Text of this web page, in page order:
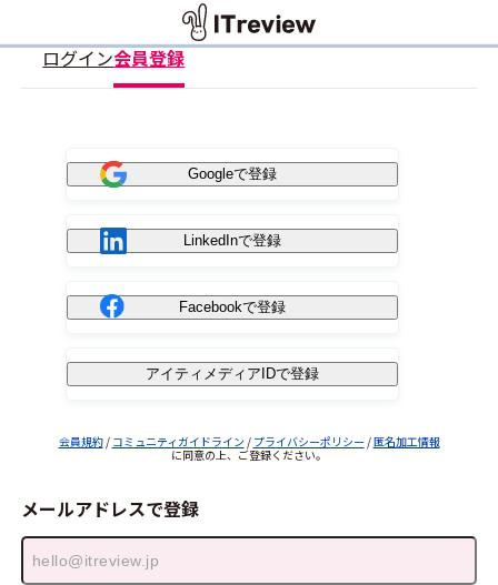
ログイン会員登録
Googleで登録
LinkedInで登録
Facebookで登録
アイティメディアIDで登録
会員規約/ コミュニティガイドライン / プライバシーポリシー /匿名加工情報
に同意の上、ご登録ください。
メールアドレスで登録